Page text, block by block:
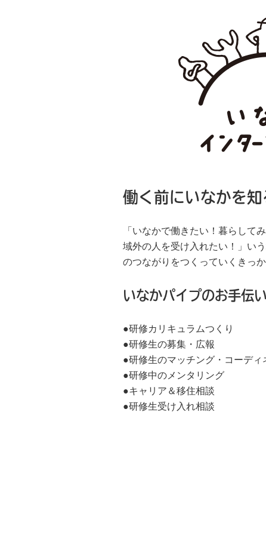
働く前にいなかを知
「いなかで働きたい！暮らして
域外の人を受け入れたい！」い
のつながりをつくっていくきっ
いなかパイプのお手伝い
●研修カリキュラムつくり
●研修生の募集・広報
●研修生のマッチング・コーディ
●研修中のメンタリング
●キャリア＆移住相談
●研修生受け入れ相談